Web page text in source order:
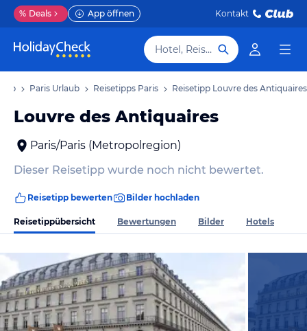
% Deals App öffnen Kontakt
Hotel, Reiseziel
Paris Urlaub Reisetipps Paris Reisetipp Louvre des Antiquaires
Louvre des Antiquaires
Paris/Paris (Metropolregion)
Dieser Reisetipp wurde noch nicht bewertet.
Reisetipp bewerten Bilder hochladen
Reisetippübersicht Bewertungen Bilder Hotels